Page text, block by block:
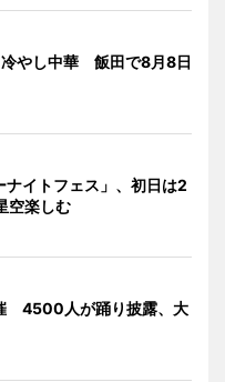
やし中華 飯田で8月8日
ナイトフェス」、初日は2
空楽しむ
4500人が踊り披露、大